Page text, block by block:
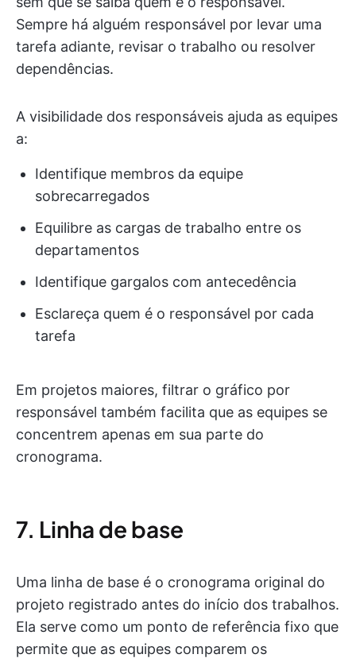
Sempre há alguém responsável por levar uma
tarefa adiante, revisar o trabalho ou resolver
dependências.
A visibilidade dos responsáveis ajuda as equipes
a:
Identifique membros da equipe
sobrecarregados
Equilibre as cargas de trabalho entre os
departamentos
Identifique gargalos com antecedência
Esclareça quem é o responsável por cada
tarefa
Em projetos maiores, filtrar o gráfico por
responsável também facilita que as equipes se
concentrem apenas em sua parte do
cronograma.
7. Linha de base
Uma linha de base é o cronograma original do
projeto registrado antes do início dos trabalhos.
Ela serve como um ponto de referência fixo que
permite que as equipes comparem os